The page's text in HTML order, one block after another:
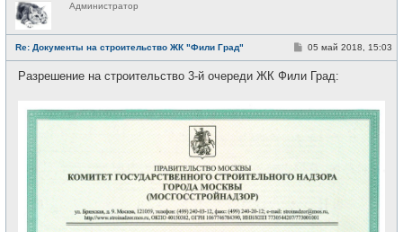
е
в
с
е
Администратор
Re: Документы на строительство ЖК "Фили Град"
С
б
н
и
е
05 май 2018, 15:03
Разрешение на строительство 3-й очереди ЖК Фили Град: